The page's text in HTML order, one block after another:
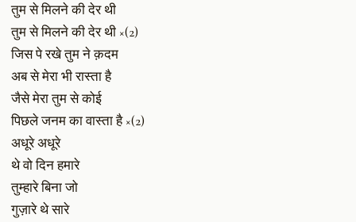
तुम से मिलने की देर थी
तुम से मिलने की देर थी ×(2)
जिस पे रखे तुम ने क़दम
अब से मेरा भी रास्ता है
जैसे मेरा तुम से कोई
पिछले जनम का वास्ता है ×(2)
अधूरे अधूरे
थे वो दिन हमारे
तुम्हारे बिना जो
गुज़ारे थे सारे